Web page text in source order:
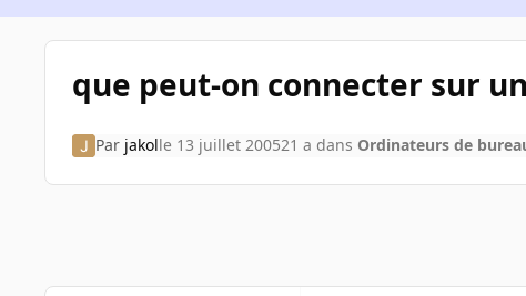
que peut-on connecter sur
Par jakolle 13 juillet 200521 a dans Ordinateurs de